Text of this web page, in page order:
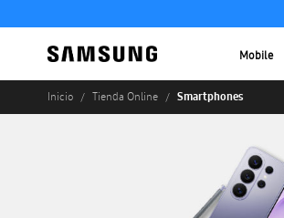
Mobile
Inicio Tienda Online Smartphones